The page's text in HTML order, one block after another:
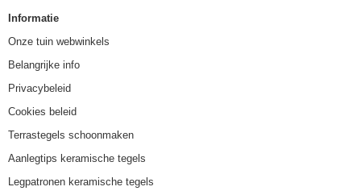
Informatie
Onze tuin webwinkels
Belangrijke info
Privacybeleid
Cookies beleid
Terrastegels schoonmaken
Aanlegtips keramische tegels
Legpatronen keramische tegels